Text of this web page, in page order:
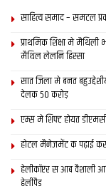
साहित्य समाद – समटल
प्राथमिक शि‍क्षा मे
मैथिल लेलनि हिस्सा
सात जिला मे बनत
देलक 50 करोड़
एम्स मे शिफ्ट होयत
होटल मैनेजमेंट क पढ़ाई
हेलीकॉप्टर स आब वैशाली
हेलीपैड